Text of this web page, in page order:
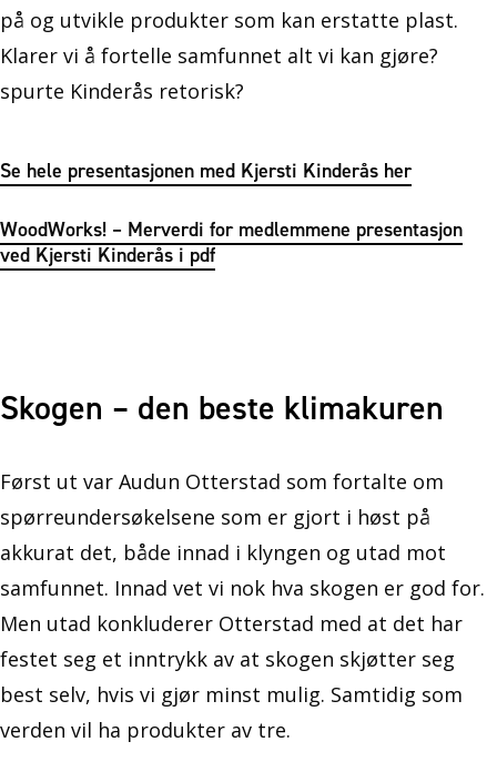
på og utvikle produkter som kan erstatte plast.
Klarer vi å fortelle samfunnet alt vi kan gjøre?
spurte Kinderås retorisk?
Se hele presentasjonen med Kjersti Kinderås her
WoodWorks! – Merverdi for medlemmene presentasjon
ved Kjersti Kinderås i pdf
Skogen – den beste klimakuren
Først ut var Audun Otterstad som fortalte om
spørreundersøkelsene som er gjort i høst på
akkurat det, både innad i klyngen og utad mot
samfunnet. Innad vet vi nok hva skogen er god for.
Men utad konkluderer Otterstad med at det har
festet seg et inntrykk av at skogen skjøtter seg
best selv, hvis vi gjør minst mulig. Samtidig som
verden vil ha produkter av tre.